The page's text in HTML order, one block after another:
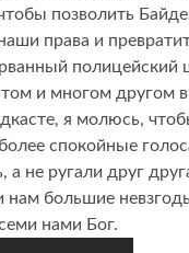
позволить
права и
полицейский
и многом другом
я молюсь,
спокойные
а не ругали друг
нам большие
нами Бог.